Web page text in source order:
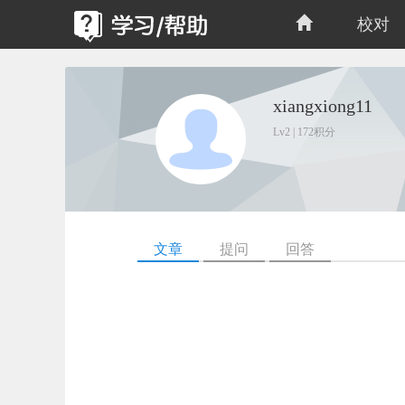
校对
xiangxiong11
Lv2 | 172积分
文章 提问 回答